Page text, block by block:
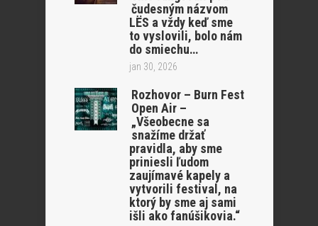
čudesným názvom
LËS a vždy keď sme
to vyslovili, bolo nám
do smiechu…
jan 30, 2026
Rozhovor – Burn Fest
Open Air –
„Všeobecne sa
snažíme držať
pravidla, aby sme
priniesli ľudom
zaujímavé kapely a
vytvorili festival, na
ktorý by sme aj sami
išli ako fanúšikovia.“